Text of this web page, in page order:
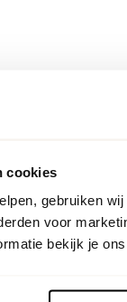
cookies
gebruiken
voor
bekijk je ons